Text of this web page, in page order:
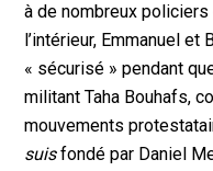
à de nombreux
l’intérieur, Emmanuel
« sécurisé » pendant
militant Taha Bouhafs,
mouvements
suisfondé par Daniel